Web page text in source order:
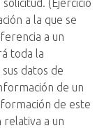
(Ejercicio
a la que se
a un
toda la
datos de
de un
de este
relativa a un